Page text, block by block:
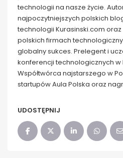
technologii na nasze życie.
najpoczytniejszych polskich
technologii Kurasinski.com oraz
polskich firmach
globalny sukces. Prelegent i
konferencji technologicznych w
Współtwórca najstarszego w
startupów Aula Polska oraz
UDOSTĘPNIJ